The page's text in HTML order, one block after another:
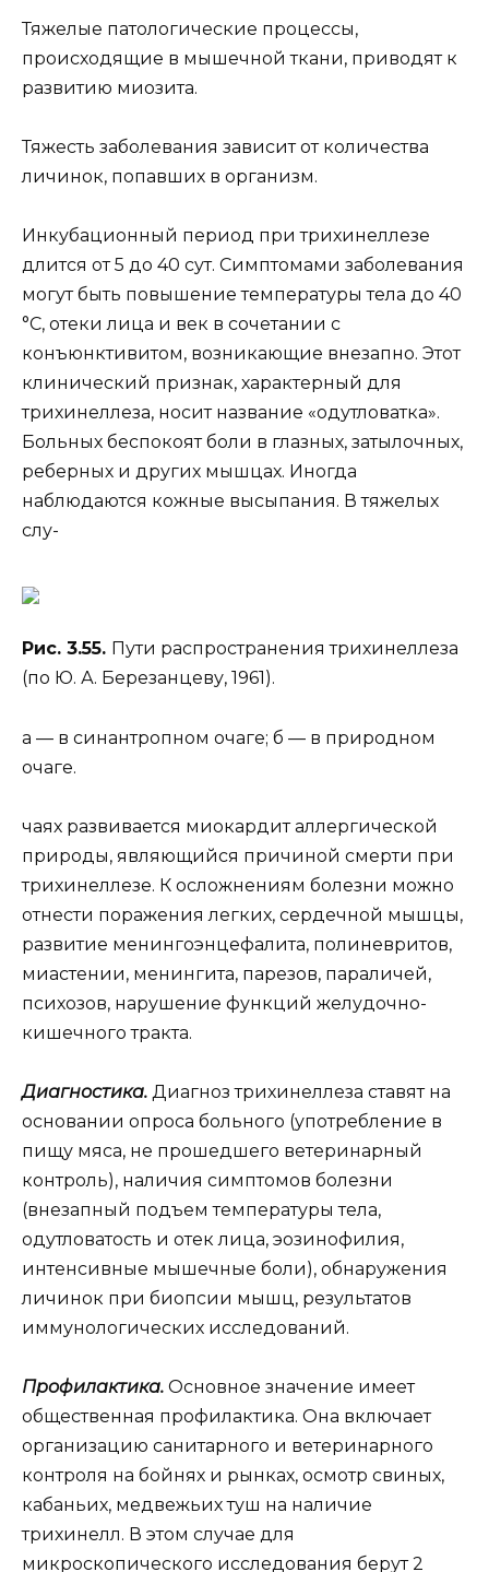
Тяжелые патологические процессы,
происходящие в мышечной ткани, приводят к
развитию миозита.
Тяжесть заболевания зависит от количества
личинок, попавших в организм.
Инкубационный период при трихинеллезе
длится от 5 до 40 сут. Симптомами заболевания
могут быть повышение температуры тела до 40
°С, отеки лица и век в сочетании с
конъюнктивитом, возникающие внезапно. Этот
клинический признак, характерный для
трихинеллеза, носит название «одутловатка».
Больных беспокоят боли в глазных, затылочных,
реберных и других мышцах. Иногда
наблюдаются кожные высыпания. В тяжелых
слу-
Рис. 3.55. Пути распространения трихинеллеза
(по Ю. А. Березанцеву, 1961).
а — в синантропном очаге; б — в природном
очаге.
чаях развивается миокардит аллергической
природы, являющийся причиной смерти при
трихинеллезе. К осложнениям болезни можно
отнести поражения легких, сердечной мышцы,
развитие менингоэнцефалита, полиневритов,
миастении, менингита, парезов, параличей,
психозов, нарушение функций желудочно-
кишечного тракта.
Диагностика. Диагноз трихинеллеза ставят на
основании опроса больного (употребление в
пищу мяса, не прошедшего ветеринарный
контроль), наличия симптомов болезни
(внезапный подъем температуры тела,
одутловатость и отек лица, эозинофилия,
интенсивные мышечные боли), обнаружения
личинок при биопсии мышц, результатов
иммунологических исследований.
Профилактика. Основное значение имеет
общественная профилактика. Она включает
организацию санитарного и ветеринарного
контроля на бойнях и рынках, осмотр свиных,
кабаньих, медвежьих туш на наличие
трихинелл. В этом случае для
микроскопического исследования берут 2